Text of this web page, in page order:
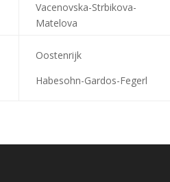
Vacenovska-Strbikova-
Matelova
Oostenrijk
Habesohn-Gardos-Fegerl